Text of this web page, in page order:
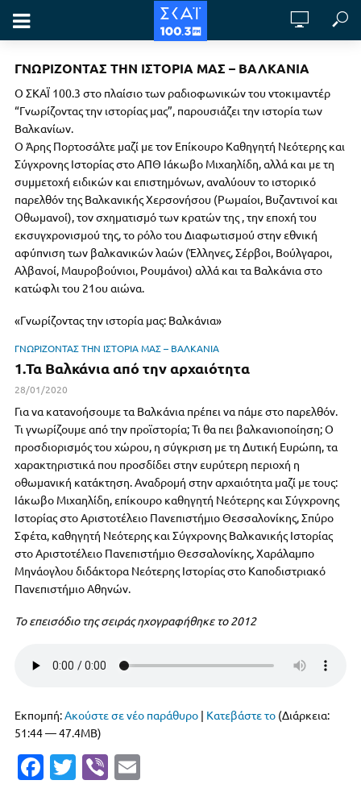
ΓΝΩΡΙΖΟΝΤΑΣ ΤΗΝ ΙΣΤΟΡΙΑ ΜΑΣ – ΒΑΛΚΑΝΙΑ
Ο ΣΚΑΪ 100.3 στο πλαίσιο των ραδιοφωνικών του ντοκιμαντέρ
“Γνωρίζοντας την ιστορίας μας”, παρουσιάζει την ιστορία των
Βαλκανίων.
Ο Άρης Πορτοσάλτε μαζί με τον Επίκουρο Καθηγητή Νεότερης και
Σύγχρονης Ιστορίας στο ΑΠΘ Ιάκωβο Μιχαηλίδη, αλλά και με τη
συμμετοχή ειδικών και επιστημόνων, αναλύουν το ιστορικό
παρελθόν της Βαλκανικής Χερσονήσου (Ρωμαίοι, Βυζαντινοί και
Οθωμανοί), τον σχηματισμό των κρατών της , την εποχή του
εκσυγχρονισμού της, το ρόλο του Διαφωτισμού στην εθνική
αφύπνιση των βαλκανικών λαών (Έλληνες, Σέρβοι, Βούλγαροι,
Αλβανοί, Μαυροβούνιοι, Ρουμάνοι) αλλά και τα Βαλκάνια στο
κατώφλι του 21ου αιώνα.
«Γνωρίζοντας την ιστορία μας: Βαλκάνια»
ΓΝΩΡΙΖΟΝΤΑΣ ΤΗΝ ΙΣΤΟΡΙΑ ΜΑΣ – ΒΑΛΚΑΝΙΑ
1.Τα Βαλκάνια από την αρχαιότητα
28/01/2020
Για να κατανοήσουμε τα Βαλκάνια πρέπει να πάμε στο παρελθόν.
Τι γνωρίζουμε από την προϊστορία; Τι θα πει βαλκανιοποίηση; Ο
προσδιορισμός του χώρου, η σύγκριση με τη Δυτική Ευρώπη, τα
χαρακτηριστικά που προσδίδει στην ευρύτερη περιοχή η
οθωμανική κατάκτηση. Αναδρομή στην αρχαιότητα μαζί με τους:
Ιάκωβο Μιχαηλίδη, επίκουρο καθηγητή Νεότερης και Σύγχρονης
Ιστορίας στο Αριστοτέλειο Πανεπιστήμιο Θεσσαλονίκης, Σπύρο
Σφέτα, καθηγητή Νεότερης και Σύγχρονης Βαλκανικής Ιστορίας
στο Αριστοτέλειο Πανεπιστήμιο Θεσσαλονίκης, Χαράλαμπο
Μηνάογλου διδάκτορα Νεότερης Ιστορίας στο Καποδιστριακό
Πανεπιστήμιο Αθηνών.
Το επεισόδιο της σειράς ηχογραφήθηκε το 2012
Εκπομπή: Ακούστε σε νέο παράθυρο | Κατεβάστε το (Διάρκεια:
51:44 — 47.4MB)
Fa T
Vi